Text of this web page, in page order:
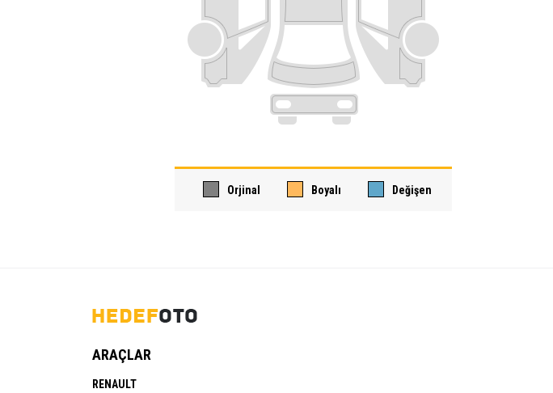
Orjinal Boyalı Değişen
ARAÇLAR
RENAULT